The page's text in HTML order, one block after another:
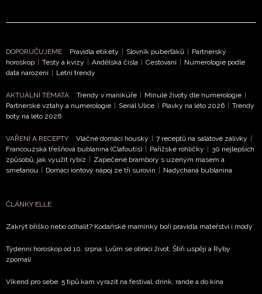
DOPORUČUJEME Pravidla etikety | Slovník puberťáků | Partnerský
horoskop | Testy a kvízy | Andělská čísla | Cestování | Numerologie podle
data narození | Letní trendy
AKTUÁLNÍ TÉMATA Trendy v manikúře | Minulé životy dle numerologie |
Partnerské vztahy a numerologie | Seriál Ulice | Plavky na léto 2026 | Trendy
boty na léto 2026
VAŘENÍ A RECEPTY Vláčné domácí housky | 7 receptů na salátové zálivky |
Francouzská třešňová bublanina (Clafoutis) | Pařížské rohlíčky | 30 nejlepších
způsobů, jak využít rybíz | Zapečené brambory s uzeným masem a
smetanou | Domácí iontový nápoj ze tří surovin | Nadýchaná bublanina
ČLÁNKY ELLE
Zakrýt bříško nebo odhalit? Kodaňské maminky boří pravidla mateřství i módy
Týdenní horoskop od 10. srpna: Lvům se obrací život, Štíři uspějí a Ryby
zpomalí
Víkend pro sebe: 5 tipů kam vyrazit na festival, drink, rande a do kina